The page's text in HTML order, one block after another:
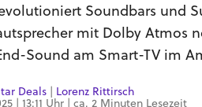
Soundbars und
mit Dolby Atmos
Sound am Smart-TV im
Deals | Lorenz Rittirsch
| 13:11 Uhr | ca. 2 Minuten Lesezeit